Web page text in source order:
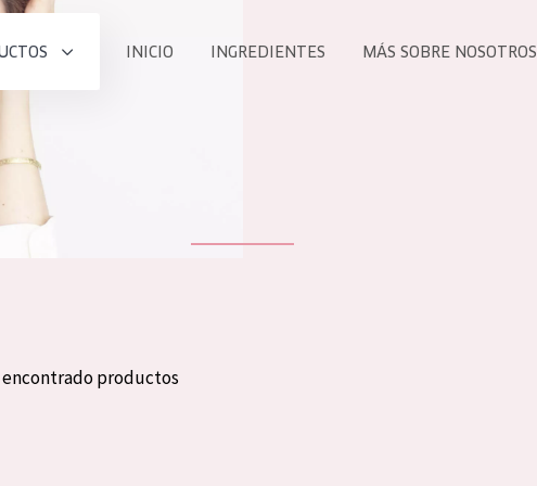
INICIO INGREDIENTES MÁS SOBRE NOSOTROS
encontrado productos